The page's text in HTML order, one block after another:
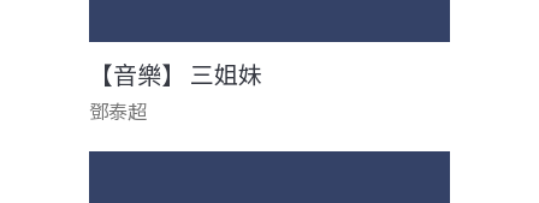
【音樂】 三姐妹
鄧泰超